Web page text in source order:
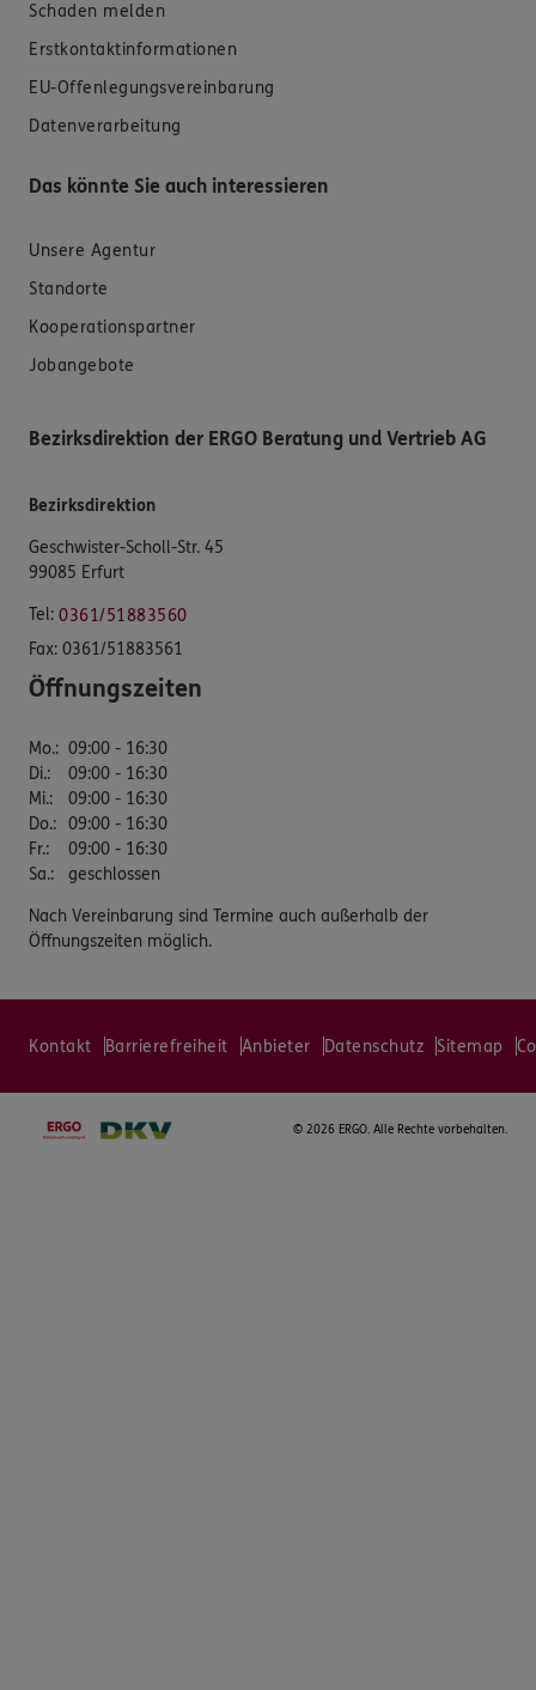
Schaden melden
Erstkontaktinformationen
EU-Offenlegungsvereinbarung
Datenverarbeitung
Das könnte Sie auch interessieren
Unsere Agentur
Standorte
Kooperationspartner
Jobangebote
Bezirksdirektion der ERGO Beratung und Vertrieb AG
Bezirksdirektion
Geschwister-Scholl-Str. 45
99085 Erfurt
Tel: 0361/51883560
Fax: 0361/51883561
Öffnungszeiten
Mo.: 09:00 - 16:30
Di.:
09:00 - 16:30
Mi.:
09:00 - 16:30
Do.: 09:00 - 16:30
Fr.:
09:00 - 16:30
Sa.: geschlossen
Nach Vereinbarung sind Termine auch außerhalb der
Öffnungszeiten möglich.
Kontakt Barrierefreiheit Anbieter Datenschutz Sitemap
© 2026 ERGO. Alle Rechte vorbehalten.